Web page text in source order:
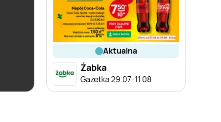
aktualna
Żabka
Gazetka 29.07-11.08